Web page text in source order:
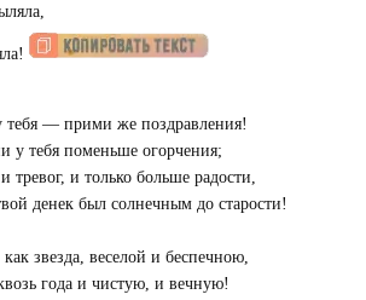
тебя — прими же поздравления!
у тебя поменьше огорчения;
тревог, и только больше радости,
денек был солнечным до старости!
звезда, веселой и беспечною,
года и чистую, и вечную!